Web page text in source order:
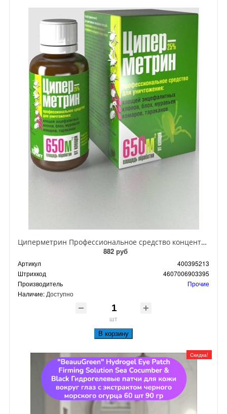
Циперметрин Профессиональное средство концентрат эмульсии 25% для уничтожения тараканов, мух,комаров, блох, клопов, муравьев, ос 50 мл
882 руб
Артикул
400395213
Штрихкод
4607006903395
Производитель
Прочие
Наличие: Доступно
шт
В корзину
Скидка!